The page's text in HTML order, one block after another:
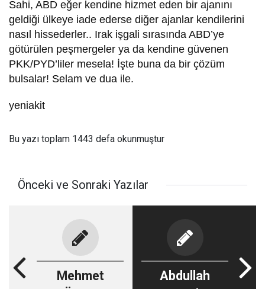
Sahi, ABD eğer kendine hizmet eden bir ajanını
geldiği ülkeye iade ederse diğer ajanlar kendilerini
nasıl hissederler.. Irak işgali sırasında ABD’ye
götürülen peşmergeler ya da kendine güvenen
PKK/PYD’liler mesela! İşte buna da bir çözüm
bulsalar! Selam ve dua ile.
yeniakit
Bu yazı toplam 1443 defa okunmuştur
Önceki ve Sonraki Yazılar
Mehmet
Abdullah